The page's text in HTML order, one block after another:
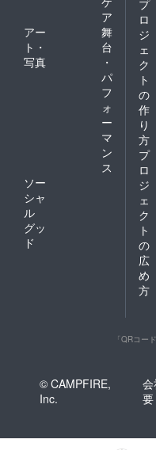
ア
アー
ト・
写真
舞
台
・
パ
フ
ォ
ー
マ
ン
ス
ソー
シャ
ル
グッ
ド
プ
ロ
ジ
ェ
ク
ト
の
作
り
方
プ
ロ
ジ
ェ
ク
ト
の
広
め
方
「QRコー
© CAMPFIRE,
Inc.
要